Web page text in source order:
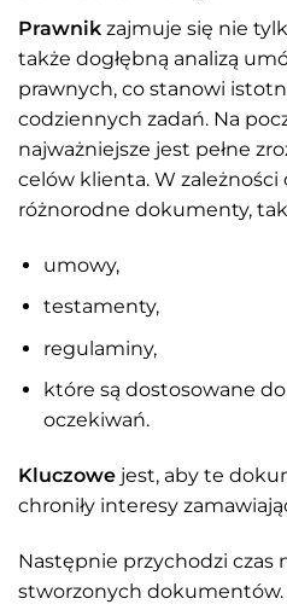
Prawnik zajmuje się nie
także dogłębną analizą
prawnych, co stanowi
codziennych zadań. Na
najważniejsze jest pełne
celów klienta. W
różnorodne dokumenty,
umowy,
testamenty,
regulaminy,
które są dostosowane
oczekiwań.
Kluczowe jest, aby te
chroniły interesy
Następnie przychodzi czas
stworzonych dokumentów.